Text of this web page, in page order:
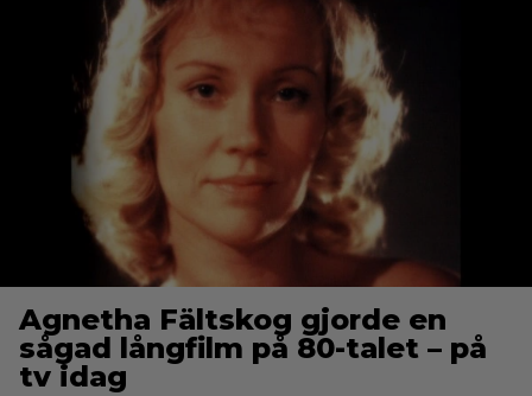
Agnetha Fältskog gjorde en
sågad långfilm på 80-talet – på
tv idag